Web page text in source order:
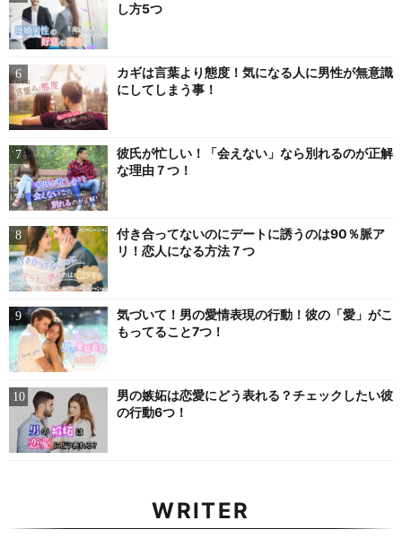
し方5つ
カギは言葉より態度！気になる人に男性が無意識
にしてしまう事！
彼氏が忙しい！「会えない」なら別れるのが正解
な理由７つ！
付き合ってないのにデートに誘うのは90％脈ア
リ！恋人になる方法７つ
気づいて！男の愛情表現の行動！彼の「愛」がこ
もってること7つ！
男の嫉妬は恋愛にどう表れる？チェックしたい彼
の行動6つ！
WRITER